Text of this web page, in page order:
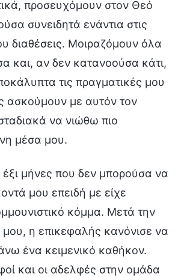
προσευχόμουν στον Θεό
συνειδητά ενάντια στις
διαθέσεις. Μοιραζόμουν όλα
και, αν δεν κατανοούσα κάτι,
τις πραγματικές μου
ασκούμουν με αυτόν τον
να νιώθω πιο
μέσα μου.
έξι μήνες που δεν μπορούσα να
μου επειδή με είχε
κόμμα. Μετά την
η επικεφαλής κανόνισε να
ένα κειμενικό καθήκον.
και οι αδελφές στην ομάδα